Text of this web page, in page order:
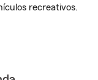
recreativos.